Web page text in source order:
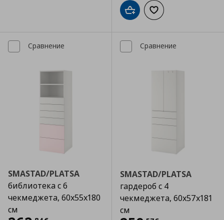
Добави в кошницата
Добави към
Сравнение
SMASTAD/PLATSA
библиотека с 6
чекмеджета, 60x55x180
см
Сравнение
SMASTAD/PLATSA
гардероб с 4
чекмеджета, 60x57x181
см